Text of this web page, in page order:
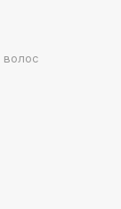
волос